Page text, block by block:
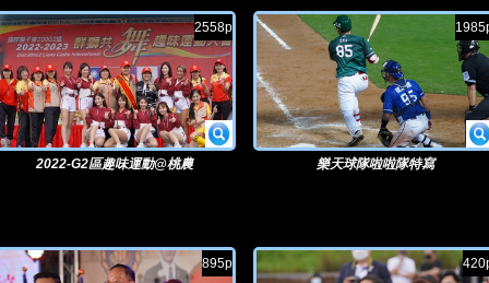
2558p
2022-G2區趣味運動@桃農 樂天球隊啦啦隊特寫
895p